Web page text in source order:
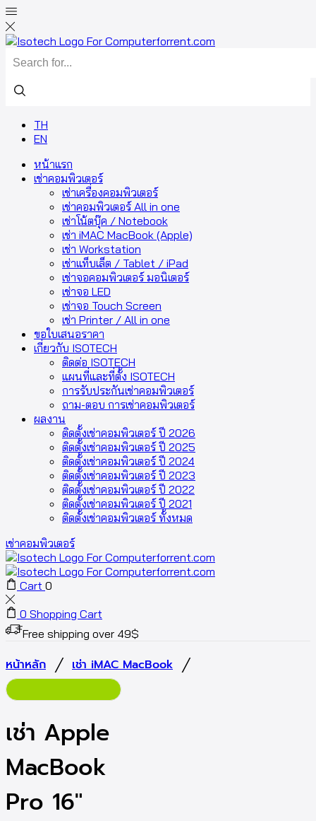
TH
EN
หน้าแรก
เช่าคอมพิวเตอร์
เช่าเครื่องคอมพิวเตอร์
เช่าคอมพิวเตอร์ All in one
เช่าโน้ตบุ๊ค / Notebook
เช่า iMAC MacBook (Apple)
เช่า Workstation
เช่าแท็บเล็ต / Tablet / iPad
เช่าจอคอมพิวเตอร์ มอนิเตอร์
เช่าจอ LED
เช่าจอ Touch Screen
เช่า Printer / All in one
ขอใบเสนอราคา
เกี่ยวกับ ISOTECH
ติดต่อ ISOTECH
แผนที่และที่ตั้ง ISOTECH
การรับประกันเช่าคอมพิวเตอร์
ถาม-ตอบ การเช่าคอมพิวเตอร์
ผลงาน
ติดตั้งเช่าคอมพิวเตอร์ ปี 2026
ติดตั้งเช่าคอมพิวเตอร์ ปี 2025
ติดตั้งเช่าคอมพิวเตอร์ ปี 2024
ติดตั้งเช่าคอมพิวเตอร์ ปี 2023
ติดตั้งเช่าคอมพิวเตอร์ ปี 2022
ติดตั้งเช่าคอมพิวเตอร์ ปี 2021
ติดตั้งเช่าคอมพิวเตอร์ ทั้งหมด
เช่าคอมพิวเตอร์
Cart 0
0 Shopping Cart
Free shipping over 49$
หน้าหลัก / เช่า iMAC MacBook /
เช่า Apple
MacBook
Pro 16″